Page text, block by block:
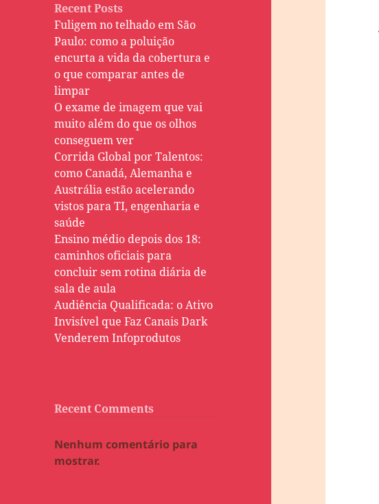
Recent Posts
Fuligem no telhado em São
Paulo: como a poluição
encurta a vida da cobertura e
o que comparar antes de
limpar
O exame de imagem que vai
muito além do que os olhos
conseguem ver
Corrida Global por Talentos:
como Canadá, Alemanha e
Austrália estão acelerando
vistos para TI, engenharia e
saúde
Ensino médio depois dos 18:
caminhos oficiais para
concluir sem rotina diária de
sala de aula
Audiência Qualificada: o Ativo
Invisível que Faz Canais Dark
Venderem Infoprodutos
Recent Comments
Nenhum comentário para
mostrar.